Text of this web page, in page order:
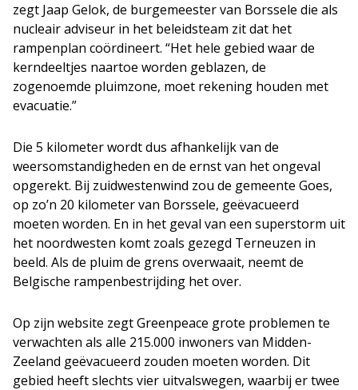
zegt Jaap Gelok, de burgemeester van Borssele die als
nucleair adviseur in het beleidsteam zit dat het
rampenplan coördineert. “Het hele gebied waar de
kerndeeltjes naartoe worden geblazen, de
zogenoemde pluimzone, moet rekening houden met
evacuatie.”
Die 5 kilometer wordt dus afhankelijk van de
weersomstandigheden en de ernst van het ongeval
opgerekt. Bij zuidwestenwind zou de gemeente Goes,
op zo’n 20 kilometer van Borssele, geëvacueerd
moeten worden. En in het geval van een superstorm uit
het noordwesten komt zoals gezegd Terneuzen in
beeld. Als de pluim de grens overwaait, neemt de
Belgische rampenbestrijding het over.
Op zijn website zegt Greenpeace grote problemen te
verwachten als alle 215.000 inwoners van Midden-
Zeeland geëvacueerd zouden moeten worden. Dit
gebied heeft slechts vier uitvalswegen, waarbij er twee